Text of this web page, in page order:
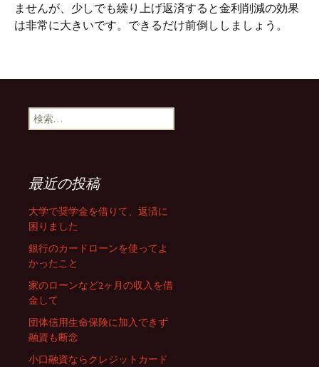
ませんが、少しでも繰り上げ返済すると金利削減の効果
は非常に大きいです。できるだけ前倒ししましょう。
検
索
最近の投稿
大学で奨学金を借りて、返済に
困りました
銀行のカードローンを使ってよ
かったこと
家のローンなど2ヶ月の収入を借
金して
団体信用生命保険に加入できず
融資も断念
小口融資ならクレジットカード